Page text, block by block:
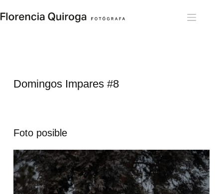
al
contenido
Domingos Impares #8
Foto posible